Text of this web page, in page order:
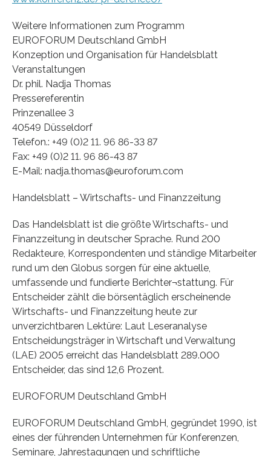
Weitere Informationen zum Programm
EUROFORUM Deutschland GmbH
Konzeption und Organisation für Handelsblatt
Veranstaltungen
Dr. phil. Nadja Thomas
Pressereferentin
Prinzenallee 3
40549 Düsseldorf
Telefon.: +49 (0)2 11. 96 86-33 87
Fax: +49 (0)2 11. 96 86-43 87
E-Mail: nadja.thomas@euroforum.com
Handelsblatt – Wirtschafts- und Finanzzeitung
Das Handelsblatt ist die größte Wirtschafts- und
Finanzzeitung in deutscher Sprache. Rund 200
Redakteure, Korrespondenten und ständige Mitarbeiter
rund um den Globus sorgen für eine aktuelle,
umfassende und fundierte Berichter¬stattung. Für
Entscheider zählt die börsentäglich erscheinende
Wirtschafts- und Finanzzeitung heute zur
unverzichtbaren Lektüre: Laut Leseranalyse
Entscheidungsträger in Wirtschaft und Verwaltung
(LAE) 2005 erreicht das Handelsblatt 289.000
Entscheider, das sind 12,6 Prozent.
EUROFORUM Deutschland GmbH
EUROFORUM Deutschland GmbH, gegründet 1990, ist
eines der führenden Unternehmen für Konferenzen,
Seminare, Jahrestagungen und schriftliche